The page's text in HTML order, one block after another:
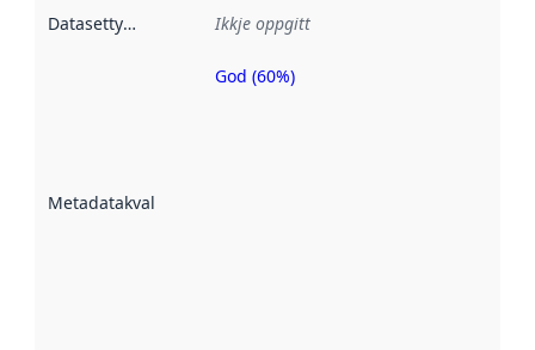
Datasettype Ikkje oppgitt
Metadatakvalitet
Metadatakvalitet
God (60%)